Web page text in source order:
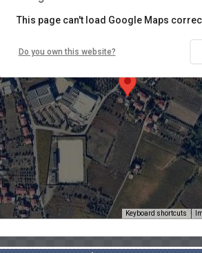
For
purposes only
purposes only
Keyboard shortcuts
This page can't load Google Maps
Do you own this website?